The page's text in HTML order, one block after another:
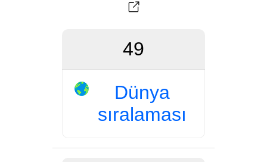
49
Dünya
sıralaması